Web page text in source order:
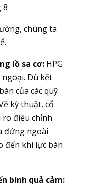
8
chúng ta
lồ sa cơ:HPG
Dù kết
của các quỹ
kỹ thuật, cổ
ro điều chỉnh
đứng ngoài
đến khi lực bán
binh quả cảm: